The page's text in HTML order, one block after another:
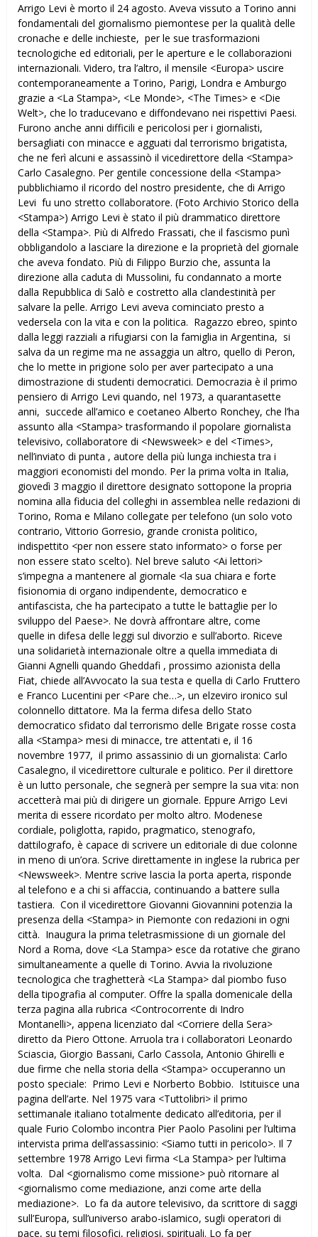
Arrigo Levi è morto il 24 agosto. Aveva vissuto a Torino anni
fondamentali del giornalismo piemontese per la qualità delle
cronache e delle inchieste, per le sue trasformazioni
tecnologiche ed editoriali, per le aperture e le collaborazioni
internazionali. Videro, tra l’altro, il mensile <Europa> uscire
contemporaneamente a Torino, Parigi, Londra e Amburgo
grazie a <La Stampa>, <Le Monde>, <The Times> e <Die
Welt>, che lo traducevano e diffondevano nei rispettivi Paesi.
Furono anche anni difficili e pericolosi per i giornalisti,
bersagliati con minacce e agguati dal terrorismo brigatista,
che ne ferì alcuni e assassinò il vicedirettore della <Stampa>
Carlo Casalegno. Per gentile concessione della <Stampa>
pubblichiamo il ricordo del nostro presidente, che di Arrigo
Levi fu uno stretto collaboratore. (Foto Archivio Storico della
<Stampa>) Arrigo Levi è stato il più drammatico direttore
della <Stampa>. Più di Alfredo Frassati, che il fascismo punì
obbligandolo a lasciare la direzione e la proprietà del giornale
che aveva fondato. Più di Filippo Burzio che, assunta la
direzione alla caduta di Mussolini, fu condannato a morte
dalla Repubblica di Salò e costretto alla clandestinità per
salvare la pelle. Arrigo Levi aveva cominciato presto a
vedersela con la vita e con la politica. Ragazzo ebreo, spinto
dalla leggi razziali a rifugiarsi con la famiglia in Argentina, si
salva da un regime ma ne assaggia un altro, quello di Peron,
che lo mette in prigione solo per aver partecipato a una
dimostrazione di studenti democratici. Democrazia è il primo
pensiero di Arrigo Levi quando, nel 1973, a quarantasette
anni, succede all’amico e coetaneo Alberto Ronchey, che l’ha
assunto alla <Stampa> trasformando il popolare giornalista
televisivo, collaboratore di <Newsweek> e del <Times>,
nell’inviato di punta , autore della più lunga inchiesta tra i
maggiori economisti del mondo. Per la prima volta in Italia,
giovedì 3 maggio il direttore designato sottopone la propria
nomina alla fiducia del colleghi in assemblea nelle redazioni di
Torino, Roma e Milano collegate per telefono (un solo voto
contrario, Vittorio Gorresio, grande cronista politico,
indispettito <per non essere stato informato> o forse per
non essere stato scelto). Nel breve saluto <Ai lettori>
s’impegna a mantenere al giornale <la sua chiara e forte
fisionomia di organo indipendente, democratico e
antifascista, che ha partecipato a tutte le battaglie per lo
sviluppo del Paese>. Ne dovrà affrontare altre, come
quelle in difesa delle leggi sul divorzio e sull’aborto. Riceve
una solidarietà internazionale oltre a quella immediata di
Gianni Agnelli quando Gheddafi , prossimo azionista della
Fiat, chiede all’Avvocato la sua testa e quella di Carlo Fruttero
e Franco Lucentini per <Pare che…>, un elzeviro ironico sul
colonnello dittatore. Ma la ferma difesa dello Stato
democratico sfidato dal terrorismo delle Brigate rosse costa
alla <Stampa> mesi di minacce, tre attentati e, il 16
novembre 1977, il primo assassinio di un giornalista: Carlo
Casalegno, il vicedirettore culturale e politico. Per il direttore
è un lutto personale, che segnerà per sempre la sua vita: non
accetterà mai più di dirigere un giornale. Eppure Arrigo Levi
merita di essere ricordato per molto altro. Modenese
cordiale, poliglotta, rapido, pragmatico, stenografo,
dattilografo, è capace di scrivere un editoriale di due colonne
in meno di un’ora. Scrive direttamente in inglese la rubrica per
<Newsweek>. Mentre scrive lascia la porta aperta, risponde
al telefono e a chi si affaccia, continuando a battere sulla
tastiera. Con il vicedirettore Giovanni Giovannini potenzia la
presenza della <Stampa> in Piemonte con redazioni in ogni
città. Inaugura la prima teletrasmissione di un giornale del
Nord a Roma, dove <La Stampa> esce da rotative che girano
simultaneamente a quelle di Torino. Avvia la rivoluzione
tecnologica che traghetterà <La Stampa> dal piombo fuso
della tipografia al computer. Offre la spalla domenicale della
terza pagina alla rubrica <Controcorrente di Indro
Montanelli>, appena licenziato dal <Corriere della Sera>
diretto da Piero Ottone. Arruola tra i collaboratori Leonardo
Sciascia, Giorgio Bassani, Carlo Cassola, Antonio Ghirelli e
due firme che nella storia della <Stampa> occuperanno un
posto speciale: Primo Levi e Norberto Bobbio. Istituisce una
pagina dell’arte. Nel 1975 vara <Tuttolibri> il primo
settimanale italiano totalmente dedicato all’editoria, per il
quale Furio Colombo incontra Pier Paolo Pasolini per l’ultima
intervista prima dell’assassinio: <Siamo tutti in pericolo>. Il 7
settembre 1978 Arrigo Levi firma <La Stampa> per l’ultima
volta. Dal <giornalismo come missione> può ritornare al
<giornalismo come mediazione, anzi come arte della
mediazione>. Lo fa da autore televisivo, da scrittore di saggi
sull’Europa, sull’universo arabo-islamico, sugli operatori di
pace, su temi filosofici, religiosi, spirituali. Lo fa per